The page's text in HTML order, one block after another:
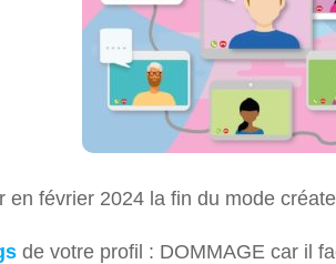
en février 2024 la fin du mode
de votre profil : DOMMAGE car il